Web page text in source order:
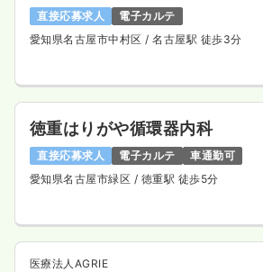
直接応募求人
電子カルテ
愛知県名古屋市中村区/ 名古屋駅 徒歩3分
徳重はりがや循環器内科
直接応募求人 電子カルテ
車通勤可
愛知県名古屋市緑区 / 徳重駅 徒歩5分
医療法人AGRIE